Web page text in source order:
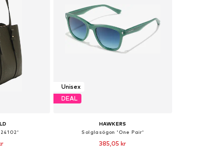
Unisex
DEAL
HAWKERS
Solglasögon 'One Pair'
385,05 kr